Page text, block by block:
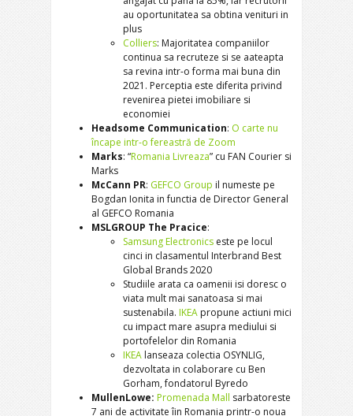
au oportunitatea sa obtina venituri in
plus
Colliers: Majoritatea companiilor
continua sa recruteze si se aateapta
sa revina intr-o forma mai buna din
2021. Perceptia este diferita privind
revenirea pietei imobiliare si
economiei
Headsome Communication: O carte nu
încape intr-o fereastră de Zoom
Marks: “Romania Livreaza” cu FAN Courier si
Marks
McCann PR: GEFCO Group il numeste pe
Bogdan Ionita in functia de Director General
al GEFCO Romania
MSLGROUP The Pracice:
Samsung Electronics este pe locul
cinci in clasamentul Interbrand Best
Global Brands 2020
Studiile arata ca oamenii isi doresc o
viata mult mai sanatoasa si mai
sustenabila. IKEA propune actiuni mici
cu impact mare asupra mediului si
portofelelor din Romania
IKEA lanseaza colectia OSYNLIG,
dezvoltata in colaborare cu Ben
Gorham, fondatorul Byredo
MullenLowe: Promenada Mall sarbatoreste
7 ani de activitate îin Romania printr-o noua